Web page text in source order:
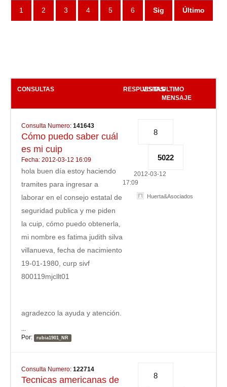
1
2 3 4 5 6 Sig Último
CONSULTAS RESPUESTAS
VISITASULTIMO
MENSAJE
Consulta Numero: 141643
Cómo puedo saber cuál
es mi cuip
Fecha: 2012-03-12 16:09
hola buen día estoy haciendo
tramites para ingresar a
laborar en el consejo estatal de
seguridad publica y me piden
la cuip, cómo puedo obtenerla,
mi nombre es fatima judith silva
villanueva, fecha de nacimiento
19-01-1980, curp sivf
800119mjcllt01
agradezco la ayuda y atención.
...
Por:
rubia1901_NR
8
5022
2012-03-12
17:09
Huerta&Asociados
Consulta Numero: 122714
Tecnicas americanas de
8